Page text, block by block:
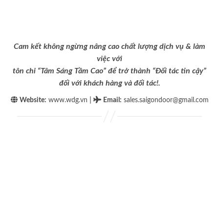
Cam kết không ngừng nâng cao chất lượng dịch vụ & làm
việc với
tôn chỉ “Tâm Sáng Tầm Cao” để trở thành “Đối tác tin cậy”
đối với khách hàng và đối tác!.
Website: www.wdg.vn Email : sales.saigondoor@gmail.com